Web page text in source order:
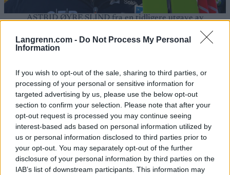
Langrenn.com - Do Not Process My Personal
Information
If you wish to opt-out of the sale, sharing to third parties, or
processing of your personal or sensitive information for
targeted advertising by us, please use the below opt-out
section to confirm your selection. Please note that after your
opt-out request is processed you may continue seeing
interest-based ads based on personal information utilized by
us or personal information disclosed to third parties prior to
your opt-out. You may separately opt-out of the further
disclosure of your personal information by third parties on the
IAB’s list of downstream participants. This information may
ASTRID ØYRE SLIND fra en tidligere utgave av
INGEBORG SCHEVE
Det spøker også for deltakelse for Astrid Øyre
Slind. For hennes del er det akillessenen som er
problemet. Skaden pådro hun seg under
Blinkfestivalen i sommer. Den var på bedringens
vei, men nå har det blitt verre igjen.
– Det er kritisk hvis jeg tipper over nå, for jeg har
ikke tid til rehabilitering underveis i sesongen. Jeg